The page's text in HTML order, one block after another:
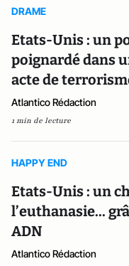
DRAME
Etats-Unis : un
poignardé dans
acte de
Atlantico Rédaction
1 min de lecture
HAPPY END
Etats-Unis : un
l’euthanasie...
ADN
Atlantico Rédaction